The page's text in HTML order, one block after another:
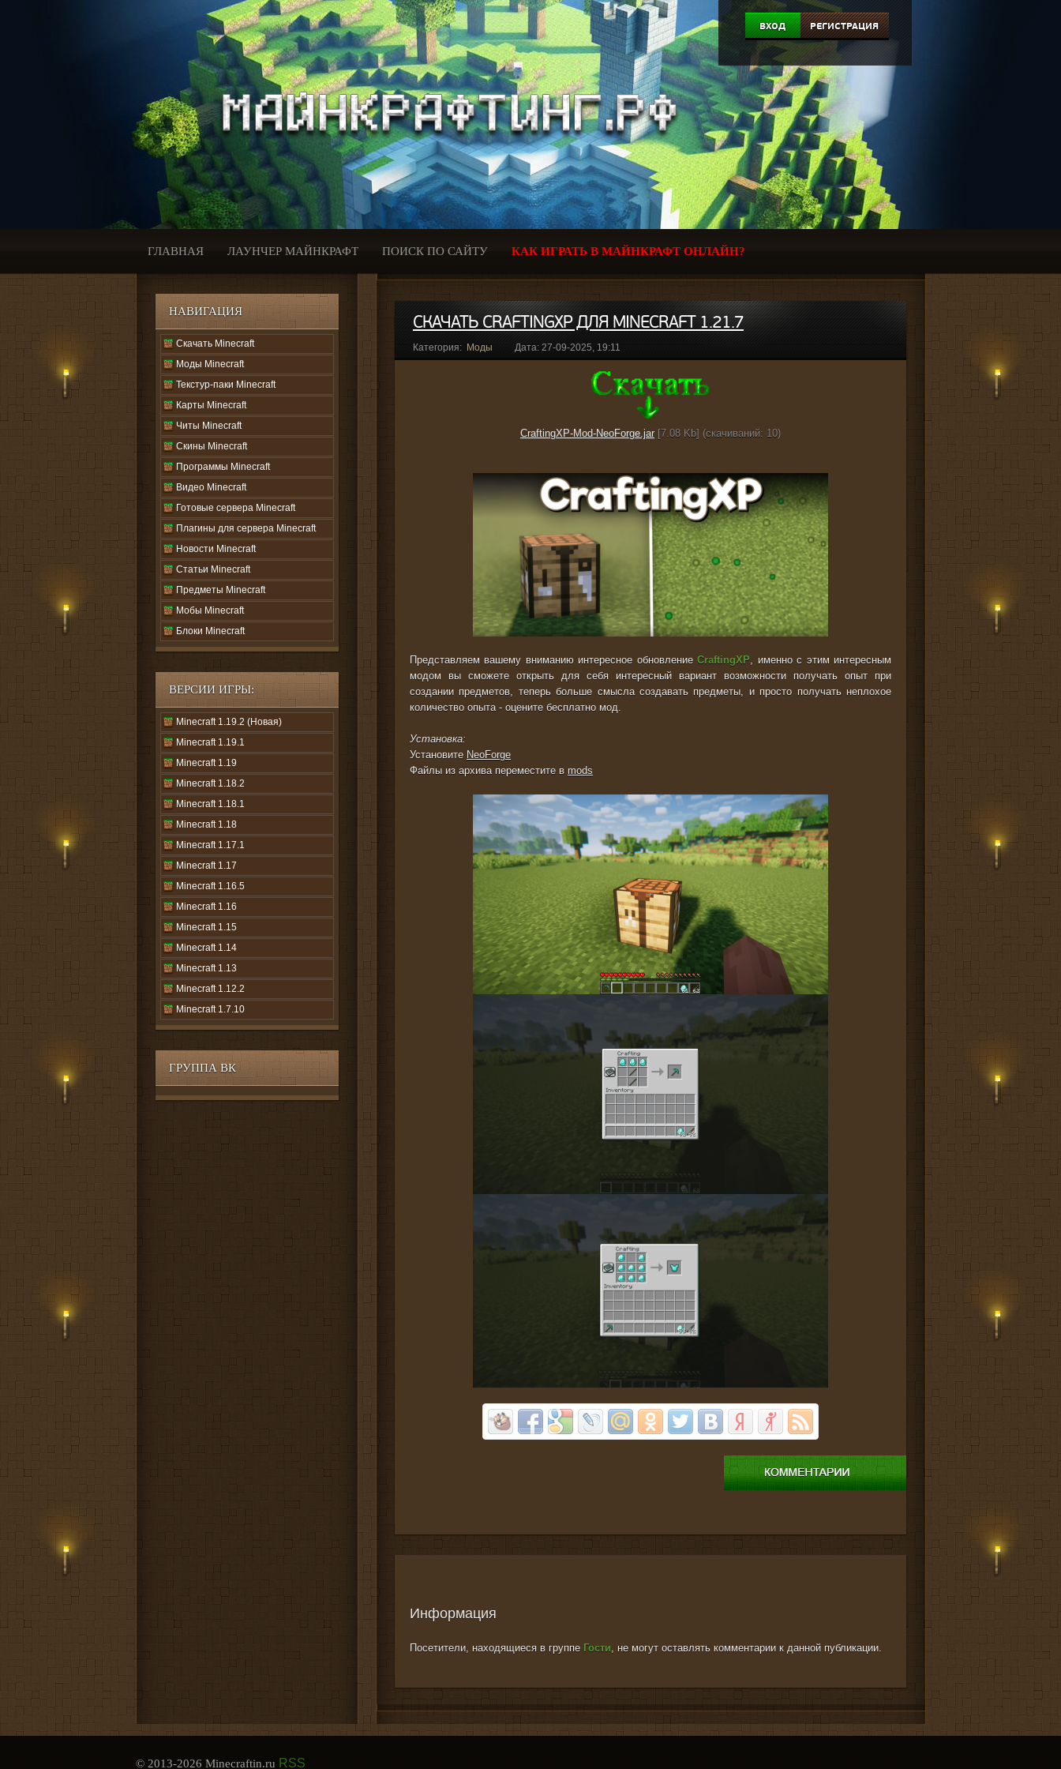
ВХОД РЕГИСТРАЦИЯ
ГЛАВНАЯ ЛАУНЧЕР МАЙНКРАФТ ПОИСК ПО САЙТУ КАК ИГРАТЬ В МАЙНКРАФТ ОНЛАЙН?
НАВИГАЦИЯ
Скачать Minecraft
Моды Minecraft
Текстур-паки Minecraft
Карты Minecraft
Читы Minecraft
Скины Minecraft
Программы Minecraft
Видео Minecraft
Готовые сервера Minecraft
Плагины для сервера Minecraft
Новости Minecraft
Статьи Minecraft
Предметы Minecraft
Мобы Minecraft
Блоки Minecraft
ВЕРСИИ ИГРЫ:
Minecraft 1.19.2 (Новая)
Minecraft 1.19.1
Minecraft 1.19
Minecraft 1.18.2
Minecraft 1.18.1
Minecraft 1.18
Minecraft 1.17.1
Minecraft 1.17
Minecraft 1.16.5
Minecraft 1.16
Minecraft 1.15
Minecraft 1.14
Minecraft 1.13
Minecraft 1.12.2
Minecraft 1.7.10
ГРУППА ВК
СКАЧАТЬ CRAFTINGXP ДЛЯ MINECRAFT 1.21.7
Категория: Моды Дата: 27-09-2025, 19:11
CraftingXP-Mod-NeoForge.jar [7.08 Kb] (cкачиваний: 10)
Представляем вашему вниманию интересное обновлениеCraftingXP, именно с этим интересным
модом вы сможете открыть для себя интересный вариант возможности получать опыт при
создании предметов, теперь больше смысла создавать предметы, и просто получать неплохое
количество опыта - оцените бесплатно мод.
Установка:
Установите NeoForge
Файлы из архива переместите в mods
Информация
Посетители, находящиеся в группе Гости, не могут оставлять комментарии к данной публикации.
© 2013-2026 Minecraftin.ru RSS